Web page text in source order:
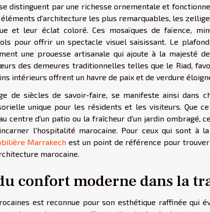
distinguent par une richesse ornementale et
d'architecture les plus remarquables, les
et leur éclat coloré. Ces mosaïques de faïence,
pour offrir un spectacle visuel saisissant. Le
une prouesse artisanale qui ajoute à la majesté
des demeures traditionnelles telles que le Riad,
intérieurs offrent un havre de paix et de verdure
de siècles de savoir-faire, se manifeste ainsi dans
unique pour les résidents et les visiteurs. Que
centre d'un patio ou la fraîcheur d'un jardin ombragé,
l'hospitalité marocaine. Pour ceux qui sont à
Marrakech est un point de référence pour
marocaine.
confort moderne dans la
est reconnue pour son esthétique raffinée qui